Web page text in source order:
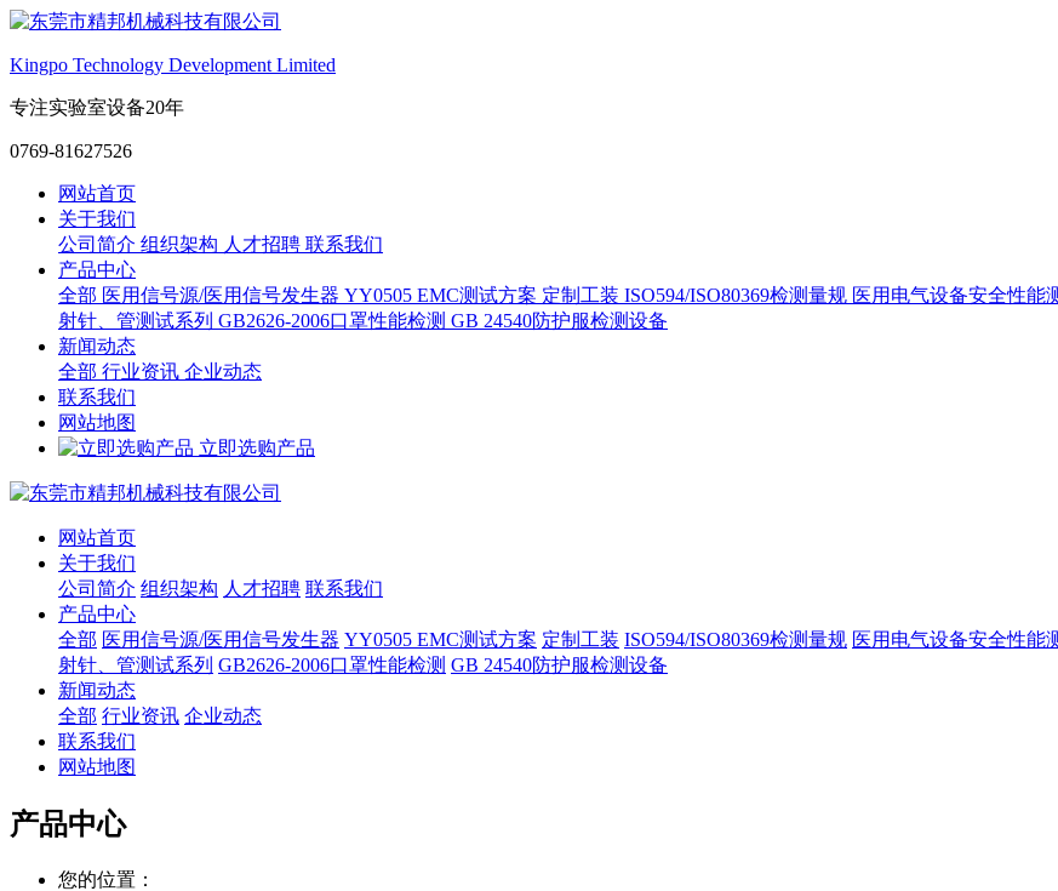
Kingpo Technology Development Limited
专注实验室设备20年
0769-81627526
网站首页
关于我们
公司简介 组织架构 人才招聘 联系我们
产品中心
全部 医用信号源/医用信号发生器 YY0505 EMC测试方案 定制工装 ISO594/ISO80369检测量规 医用电气设备安全性能
射针、管测试系列 GB2626-2006口罩性能检测 GB 24540防护服检测设备
新闻动态
全部 行业资讯 企业动态
联系我们
网站地图
立即选购产品
网站首页
关于我们
公司简介 组织架构 人才招聘 联系我们
产品中心
全部 医用信号源/医用信号发生器 YY0505 EMC测试方案 定制工装 ISO594/ISO80369检测量规 医用电气设备安全性能
射针、管测试系列 GB2626-2006口罩性能检测 GB 24540防护服检测设备
新闻动态
全部 行业资讯 企业动态
联系我们
网站地图
产品中心
您的位置：